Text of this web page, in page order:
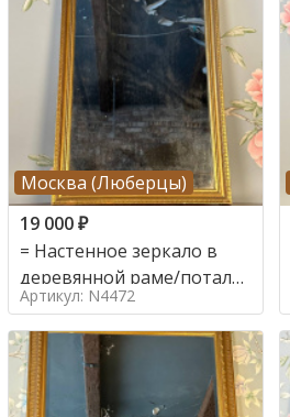
Москва (Люберцы)
19 000₽
= Настенное зеркало в
деревянной раме/поталь
в стиле
Артикул: N4472